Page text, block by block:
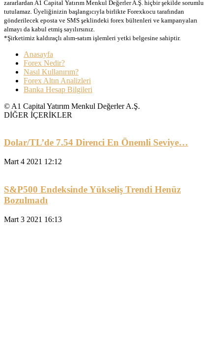
zararlardan A1 Capital Yatırım Menkul Değerler A.Ş. hiçbir şekilde sorumlu
tutulamaz. Üyeliğinizin başlangıcıyla birlikte Forexkocu tarafından
gönderilecek eposta ve SMS şeklindeki forex bültenleri ve kampanyaları
almayı da kabul etmiş sayılırsınız.
*Şirketimiz kaldıraçlı alım-satım işlemleri yetki belgesine sahiptir.
Anasayfa
Forex Nedir?
Nasıl Kullanırım?
Forex Altın Analizleri
Banka Hesap Bilgileri
© A1 Capital Yatırım Menkul Değerler A.Ş.
DİĞER İÇERİKLER
Dolar/TL’de 7.54 Direnci En Önemli Seviye…
Mart 4 2021 12:12
S&P500 Endeksinde Yükseliş Trendi Henüz
Bozulmadı
Mart 3 2021 16:13